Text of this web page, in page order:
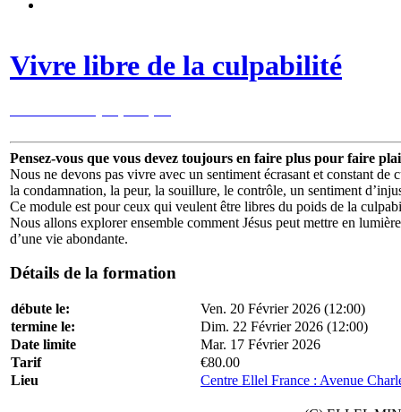
Vivre libre de la culpabilité
Pensez-vous que vous devez toujours en faire plus pour faire
Nous ne devons pas vivre avec un sentiment écrasant et constant
la condamnation, la peur, la souillure, le contrôle, un sentiment
Ce module est pour ceux qui veulent être libres du poids de la
Nous allons explorer ensemble comment Jésus peut mettre en
d’une vie abondante.
Détails de la formation
débute le:
Ven. 20 Février 2026 (12:00)
termine le:
Dim. 22 Février 2026 (12:00)
Date limite
Mar. 17 Février 2026
Tarif
€80.00
Lieu
Centre Ellel France : Avenue